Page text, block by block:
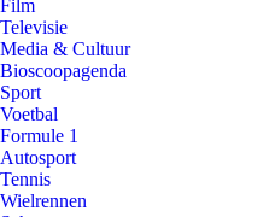
Film
Televisie
Media & Cultuur
Bioscoopagenda
Sport
Voetbal
Formule 1
Autosport
Tennis
Wielrennen